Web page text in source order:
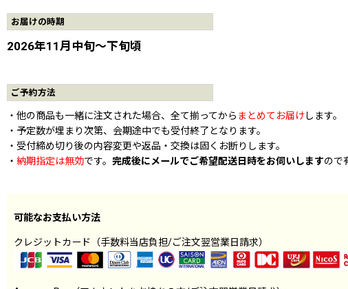
お届けの時期
2026年11月中旬〜下旬頃
ご予約方法
・他の商品も一緒に注文された場合、全て揃ってから まとめてお届けします。
・予定数が埋まり次第、会期途中でも受付終了となります。
・受付締め切り後の内容変更や返品・交換は固くお断りします。
・ 納期指定は無効です。 完成後にメールでご希望配送日時をお伺いしますので
可能なお支払い方法
クレジットカード（手数料当店負担/ご注文翌営業日請求）